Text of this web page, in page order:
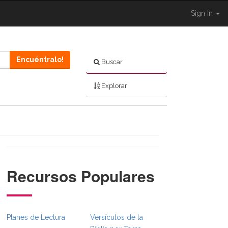
Sign In
Buscar
Explorar
Encuéntralo!
}}
Recursos Populares
Planes de Lectura
Versículos de la